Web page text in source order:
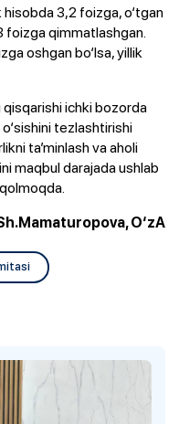
3,2 foizga, o‘tgan
foizga qimmatlashgan.
oshgan bo‘lsa, yillik
ichki bozorda
tezlashtirishi
ta’minlash va aholi
maqbul darajada ushlab
O‘zA